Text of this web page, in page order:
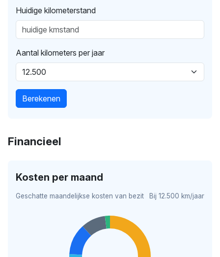
Huidige kilometerstand
Aantal kilometers per jaar
Berekenen
Financieel
Kosten per maand
Geschatte maandelijkse kosten van bezit Bij 12.500 km/jaar